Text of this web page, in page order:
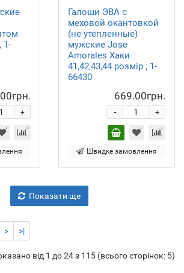
1-
+
Галоши ЭВА с
меховой окантовкой
(не утепленные)
мужские Jose
Amorales Хаки
41,42,43,44 розмір , 1-
66430
669.00грн.
+
-
Швидке замовлення
Показати ще
> >|
від 1 до 24 з 115 (всього сторінок: 5)